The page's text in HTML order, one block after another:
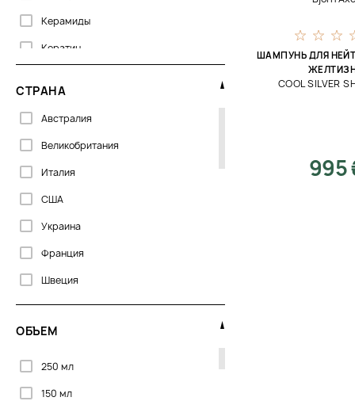
Осветление
От желтизны
Уход за кожей головы
Керамиды
Кератин
Пантенол
Протеин
Растительные экстракты
Шёлк
СТРАНА
Австралия
Великобритания
Италия
США
Украина
Франция
Швеция
ОБЪЕМ
250 мл
150 мл
ШАМПУНЬ ДЛЯ
COOL SILVER
995